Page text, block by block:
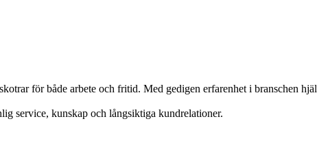
för både arbete och fritid. Med gedigen erfarenhet i branschen
service, kunskap och långsiktiga kundrelationer.